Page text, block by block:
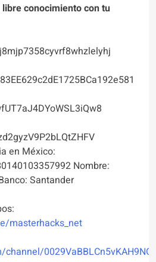
conocimiento con tu
en México:
Nombre:
Santander
masterhacks_net